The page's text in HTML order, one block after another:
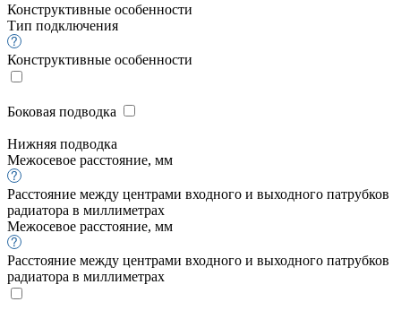
Конструктивные особенности
Тип подключения
Конструктивные особенности
Боковая подводка
Нижняя подводка
Межосевое расстояние, мм
Расстояние между центрами входного и выходного патрубков
радиатора в миллиметрах
Межосевое расстояние, мм
Расстояние между центрами входного и выходного патрубков
радиатора в миллиметрах